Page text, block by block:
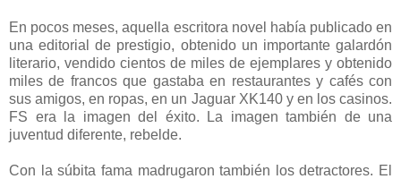
En pocos meses, aquella escritora novel había publicado en
una editorial de prestigio, obtenido un importante galardón
literario, vendido cientos de miles de ejemplares y obtenido
miles de francos que gastaba en restaurantes y cafés con
sus amigos, en ropas, en un Jaguar XK140 y en los casinos.
FS era la imagen del éxito. La imagen también de una
juventud diferente, rebelde.
Con la súbita fama madrugaron también los detractores. El